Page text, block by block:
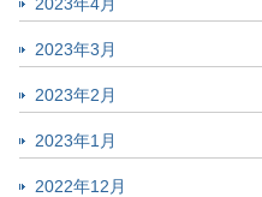
2023年3月
2023年2月
2023年1月
2022年12月